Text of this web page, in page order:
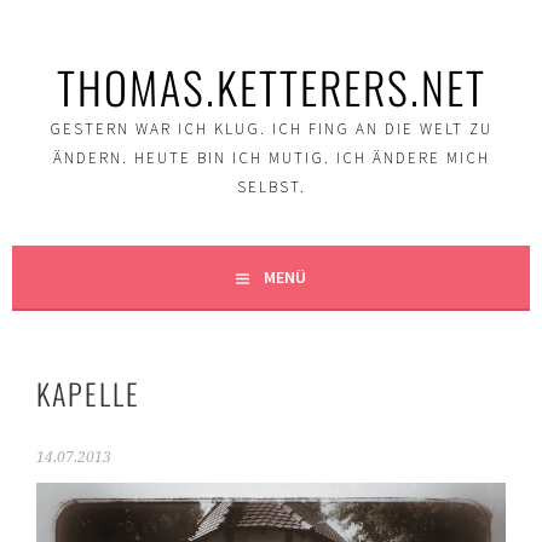
THOMAS.KETTERERS.NET
GESTERN WAR ICH KLUG. ICH FING AN DIE WELT ZU
ÄNDERN. HEUTE BIN ICH MUTIG. ICH ÄNDERE MICH
SELBST.
MENÜ
KAPELLE
14.07.2013